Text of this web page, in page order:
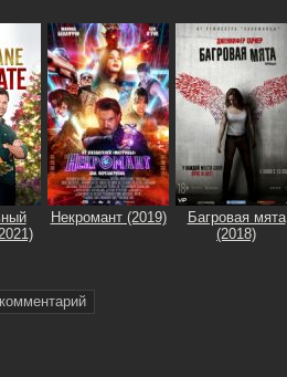
Некромант (2019)
Багровая мята
(2018)